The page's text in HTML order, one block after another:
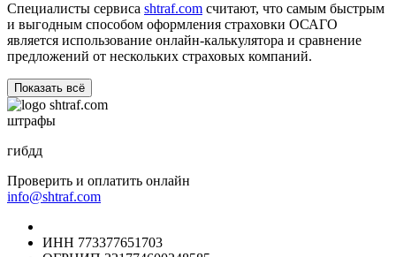
Специалисты сервиса shtraf.com считают, что самым быстрым
и выгодным способом оформления страховки ОСАГО
является использование онлайн-калькулятора и сравнение
предложений от нескольких страховых компаний.
Показать всё
штрафы
гибдд
Проверить и оплатить онлайн
info@shtraf.com
ИНН 773377651703